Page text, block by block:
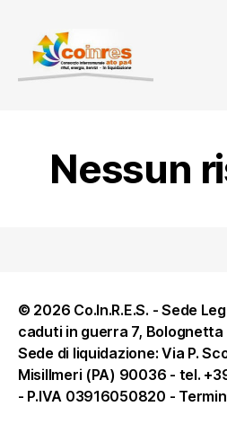
Amministrazione
trasparente
Nessun
© 2026 Co.In.R.E.S. - Sede
caduti in guerra 7,
Sede di liquidazione: Via P.
Misillmeri (PA) 90036 - tel.
- P.IVA 03916050820 -